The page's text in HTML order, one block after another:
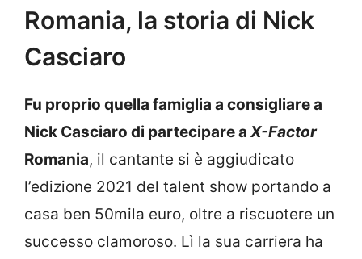
Romania, la storia di Nick
Casciaro
Fu proprio quella famiglia a consigliare a
Nick Casciaro di partecipare a X-Factor
Romania, il cantante si è aggiudicato
l’edizione 2021 del talent show portando a
casa ben 50mila euro, oltre a riscuotere un
successo clamoroso. Lì la sua carriera ha